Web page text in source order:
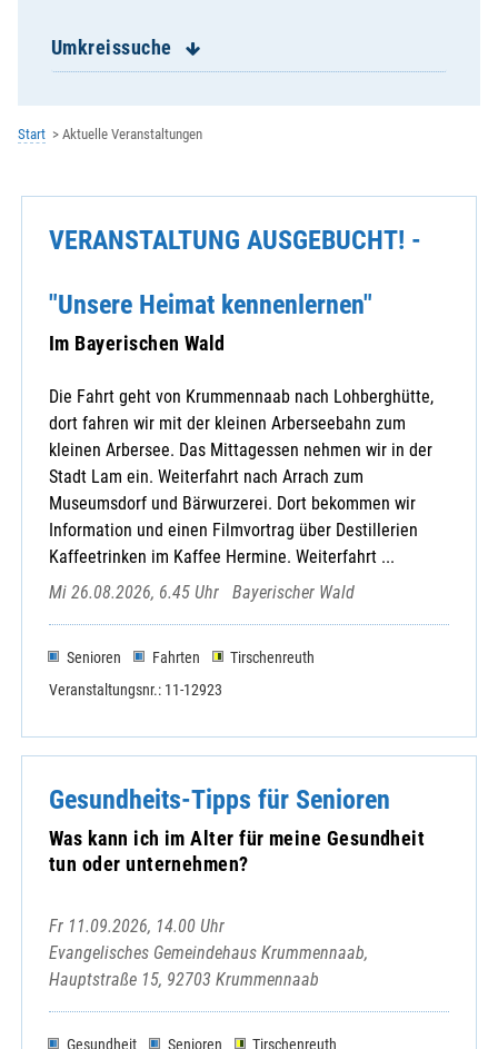
Kulmain-Mariä Himmelfahrt
Pechbrunn-Herz Jesu
Pullenreuth-St. Martin
Stein-St.Laurentius
Tirschenreuth-Mariä Himmelfahrt
Waldeck-St. Johann
Waldershof-.. Poppenreuth-..
Waldershof-St. Sebastian
Waldsassen-.. Münchenreuth-..
Waldsassen-St. Johann
Wernersreuth-St. Andreas
Wiesau-St. Michael
Dekanat Tirschenreuth-Wunsiedel
KAB-Kreisverband Kemnath
KAB-Kreisverband Stiftland
Stefanus-Gemeinschaft Tirschenreuth
Umkreissuche
Start Aktuelle Veranstaltungen
VERANSTALTUNG AUSGEBUCHT! -
"Unsere Heimat kennenlernen"
Im Bayerischen Wald
Die Fahrt geht von Krummennaab nach Lohberghütte,
dort fahren wir mit der kleinen Arberseebahn zum
kleinen Arbersee. Das Mittagessen nehmen wir in der
Stadt Lam ein. Weiterfahrt nach Arrach zum
Museumsdorf und Bärwurzerei. Dort bekommen wir
Information und einen Filmvortrag über Destillerien
Kaffeetrinken im Kaffee Hermine. Weiterfahrt ...
Mi 26.08.2026, 6.45 Uhr
Bayerischer Wald
Senioren Fahrten
Tirschenreuth
Veranstaltungsnr.: 11-12923
Gesundheits-Tipps für Senioren
Was kann ich im Alter für meine Gesundheit
tun oder unternehmen?
Fr 11.09.2026, 14.00 Uhr
Evangelisches Gemeindehaus Krummennaab,
Hauptstraße 15, 92703 Krummennaab
Gesundheit Senioren
Tirschenreuth